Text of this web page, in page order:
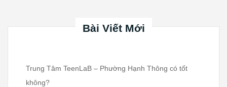
Bài Viết Mới
Trung Tâm TeenLaB – Phường Hạnh Thông có tốt
không?